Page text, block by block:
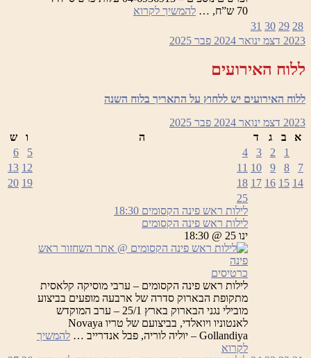
70 ש”ח, …
להמשיך לקרוא
לאנטוניו
28
29
30
31
2023 דצמ ינואר 2024 פבר 2025
ללוח האירועים
ללוח האירועים יש ללחוץ על התאריך בלוח השנה
2023 דצמ ינואר 2024 פבר 2025
א
ב ג ד ה ו
ש
1
2
3
4
5
6
7
8
9
10
11
12
13
14
15
16
17
18
19
20
25
לילות ראש פינה הקסומים 18:30
לילות ראש פינה הקסומים
ינו 25 @ 18:30
כרטיסים
לילות ראש פינה הקסומים – ערבי מוסיקה קלאסית
מתקופת הבארוק סדרה של ארבעה מופעים בביצוע
מובילי נגני הבארוק בארץ 25/1 – ערב המוקדש
לאנטוניו ויואלדי, בביצועם של טריו Novaya
Gollandiya – יוליה לוריה, פבל אנדרייב …
להמשיך
לקרוא